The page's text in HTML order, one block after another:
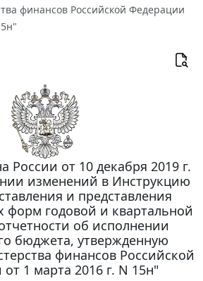
финансов Российской Федерации
от 10 декабря 2019 г.
изменений в Инструкцию
и представления
форм годовой и квартальной
об исполнении
бюджета, утвержденную
финансов Российской
1 марта 2016 г. N 15н"